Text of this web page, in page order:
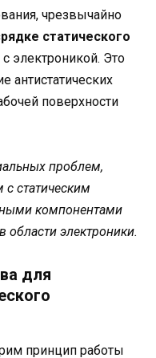
чрезвычайно
статического
электроникой. Это
антистатических
поверхности
проблем,
статическим
компонентами
области электроники.
для
принцип работы